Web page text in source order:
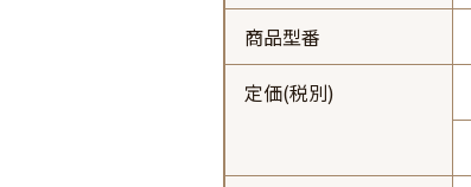
商品型番
定価(税別)